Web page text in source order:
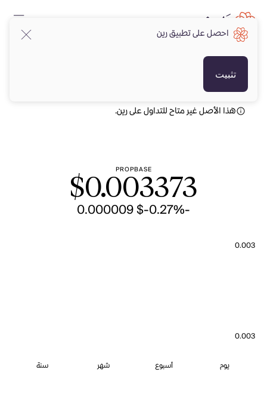
هذا الأصل غير متاح للتداول على رين.
PROPBASE
$0.003373
-0.27%
-$ 0.000009
0.003
0.003
يوم أسبوع شهر سنة
احصل على تطبيق رين
تثبيت